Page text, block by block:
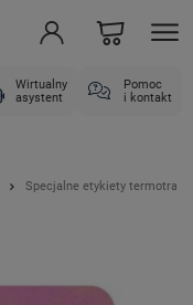
Wirtualny
asystent
Pomoc
i kontakt
Specjalne etykiety